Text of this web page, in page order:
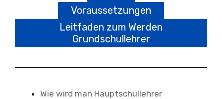
Voraussetzungen
Leitfaden zum Werden
Grundschullehrer
Wie wird man Hauptschullehrer